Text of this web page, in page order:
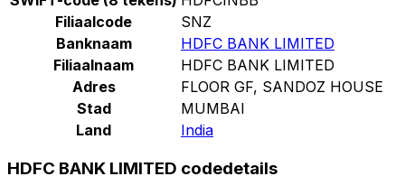
Filiaalcode
SNZ
Banknaam
HDFC BANK LIMITED
Filiaalnaam
HDFC BANK LIMITED
Adres
FLOOR GF, SANDOZ HOUSE
Stad
MUMBAI
Land
India
HDFC BANK LIMITED codedetails